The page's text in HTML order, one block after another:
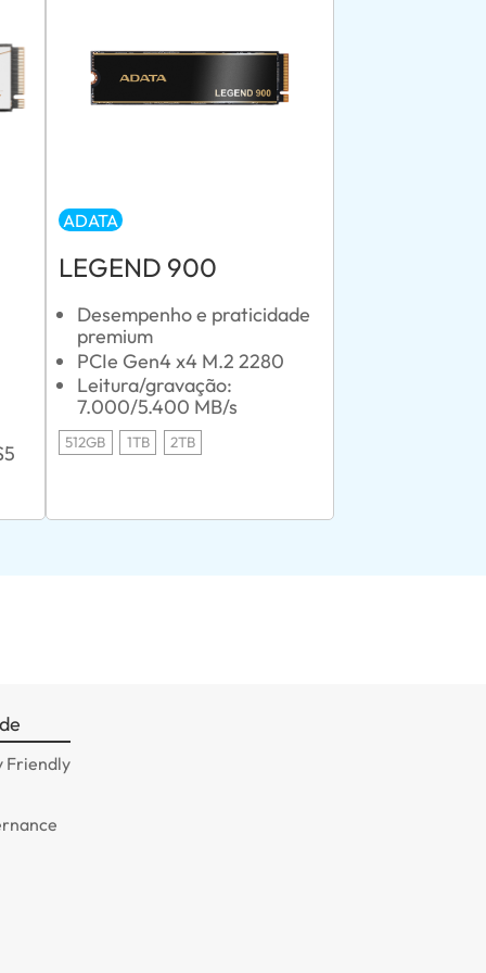
ADATA
LEGEND 900
Desempenho e praticidade
premium
PCIe Gen4 x4 M.2 2280
Leitura/gravação:
7.000/5.400 MB/s
512GB 1TB 2TB
Friendly